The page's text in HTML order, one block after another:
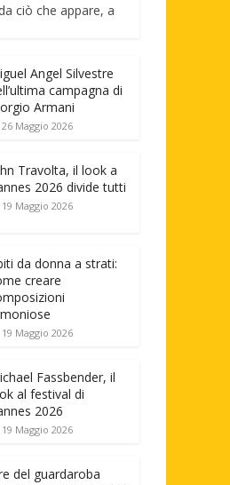
ciò che appare, a
Angel Silvestre
campagna di
Armani
26 Maggio 2026
Travolta, il look a
2026 divide tutti
19 Maggio 2026
da donna a strati:
creare
19 Maggio 2026
Fassbender, il
al festival di
2026
19 Maggio 2026
del guardaroba